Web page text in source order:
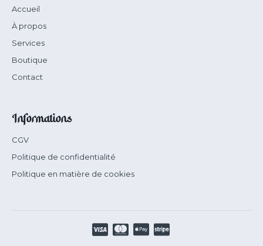
Accueil
À propos
Services
Boutique
Contact
Informations
CGV
Politique de confidentialité
Politique en matière de cookies